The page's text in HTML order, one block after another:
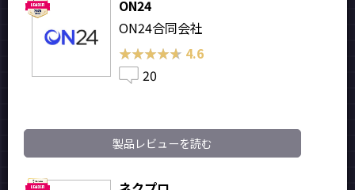
ON24
ON24合同会社
★★★★★
★★★★★ 4.6
20
製品レビューを読む